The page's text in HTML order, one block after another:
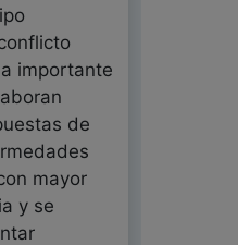
importante
de
mayor
y se